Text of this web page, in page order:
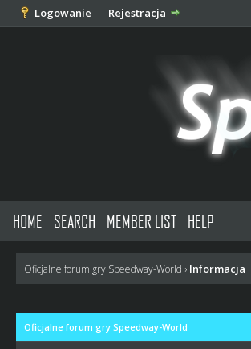
Logowanie Rejestracja
HOME SEARCH MEMBER LIST HELP
Oficjalne forum gry Speedway-World › Informacja
Oficjalne forum gry Speedway-World